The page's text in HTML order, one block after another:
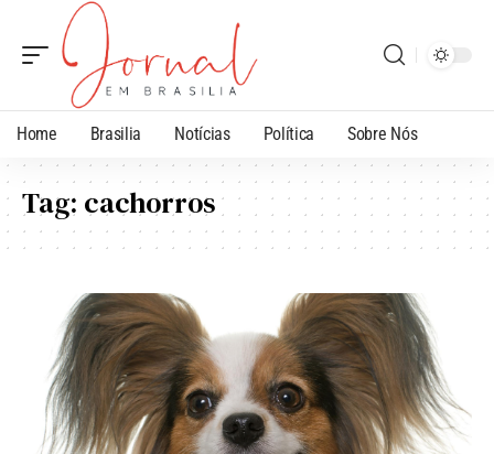
Home Brasilia Notícias Política Sobre Nós
Tag: cachorros